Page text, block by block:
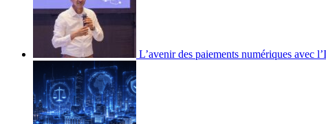
L’avenir des paiements numériques avec